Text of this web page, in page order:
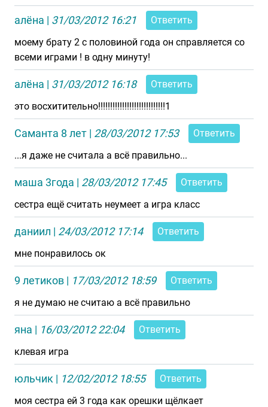
алёна | 31/03/2012 16:21
Ответить
моему брату 2 с половиной года он справляется со
всеми играми ! в одну минуту!
алёна | 31/03/2012 16:18
Ответить
это восхитительно!!!!!!!!!!!!!!!!!!!!!!!!!!!!1
Саманта 8 лет | 28/03/2012 17:53
Ответить
...я даже не считала а всё правильно...
маша 3года | 28/03/2012 17:45
Ответить
сестра ещё считать неумеет а игра класс
даниил | 24/03/2012 17:14
Ответить
мне понравилось ок
9 летиков | 17/03/2012 18:59
Ответить
я не думаю не считаю а всё правильно
яна | 16/03/2012 22:04
Ответить
клевая игра
юльчик | 12/02/2012 18:55
Ответить
моя сестра ей 3 года как орешки щёлкает